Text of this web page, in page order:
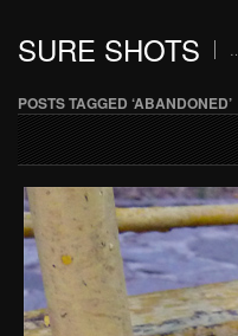
SURE SHOTS
POSTS TAGGED ‘ABANDONED’